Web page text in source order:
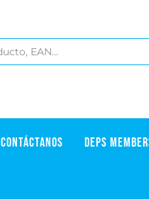
CONTÁCTANOS DEPS